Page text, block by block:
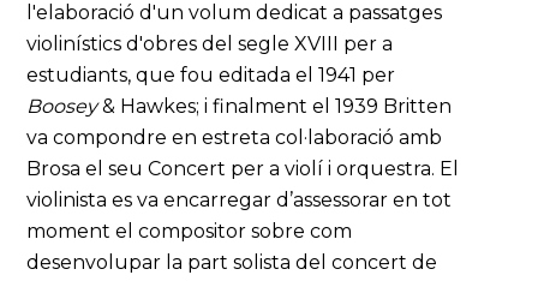
l'elaboració d'un volum dedicat a passatges
violinístics d'obres del segle XVIII per a
estudiants, que fou editada el 1941 per
Boosey& Hawkes; i finalment el 1939 Britten
va compondre en estreta col·laboració amb
Brosa el seu Concert per a violí i orquestra. El
violinista es va encarregar d’assessorar en tot
moment el compositor sobre com
desenvolupar la part solista del concert de